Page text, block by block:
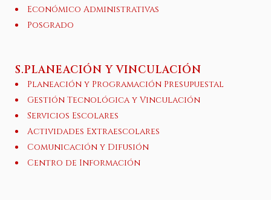
Económico Administrativas
Posgrado
S.PLANEACIÓN Y VINCULACIÓN
Planeación y Programación Presupuestal
Gestión Tecnológica y Vinculación
Servicios Escolares
Actividades Extraescolares
Comunicación y Difusión
Centro de Información